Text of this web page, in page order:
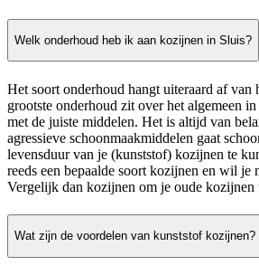
Welk onderhoud heb ik aan kozijnen in Sluis?
Het soort onderhoud hangt uiteraard af van
grootste onderhoud zit over het algemeen
met de juiste middelen. Het is altijd van
agressieve schoonmaakmiddelen gaat
levensduur van je (kunststof) kozijnen te
reeds een bepaalde soort kozijnen en wil je
Vergelijk dan kozijnen om je oude kozijnen
Wat zijn de voordelen van kunststof kozijnen?